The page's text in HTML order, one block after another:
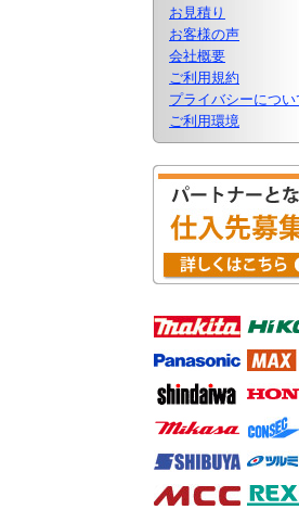
お見積り
お客様の声
会社概要
ご利用規約
プライバシーについ
ご利用環境